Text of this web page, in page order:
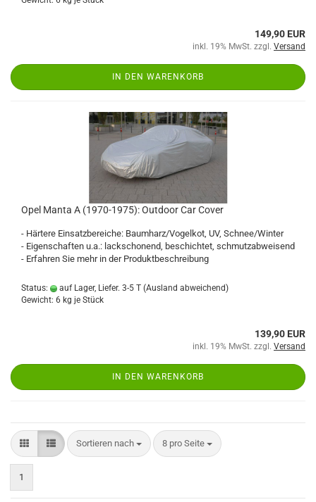
149,90 EUR
inkl. 19% MwSt. zzgl. Versand
IN DEN WARENKORB
Opel Manta A (1970-1975): Outdoor Car Cover
- Härtere Einsatzbereiche: Baumharz/Vogelkot, UV, Schnee/Winter
- Eigenschaften u.a.: lackschonend, beschichtet, schmutzabweisend
- Erfahren Sie mehr in der Produktbeschreibung
Status: auf Lager, Liefer. 3-5 T (Ausland abweichend)
Gewicht: 6 kg je Stück
139,90 EUR
inkl. 19% MwSt. zzgl. Versand
IN DEN WARENKORB
Sortieren nach 8 pro Seite
1